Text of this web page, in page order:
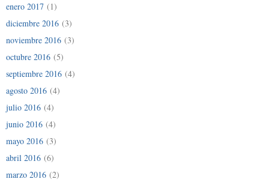
enero 2017 (1)
diciembre 2016 (3)
noviembre 2016 (3)
octubre 2016 (5)
septiembre 2016 (4)
agosto 2016 (4)
julio 2016 (4)
junio 2016 (4)
mayo 2016 (3)
abril 2016 (6)
marzo 2016 (2)